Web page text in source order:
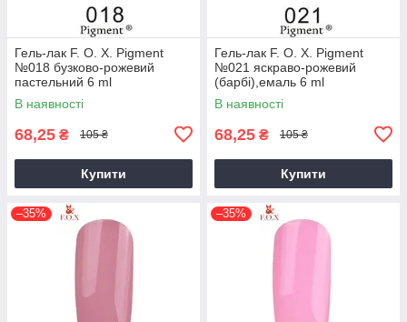
Гель-лак F. O. X. Pigment
№018 бузково-рожевий
пастельний 6 ml
В наявності
68,25 ₴ 105 ₴
Купити
Гель-лак F. O. X. Pigment
№021 яскраво-рожевий
(барбі),емаль 6 ml
В наявності
68,25 ₴ 105 ₴
Купити
–35% –35%